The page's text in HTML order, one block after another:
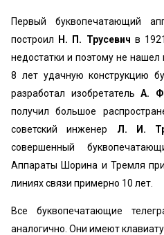
Первый буквопечатающий
построил
Н. П. Трусевич в
недостатки и поэтому не
8 лет удачную конструкцию
разработал изобретательА.
получил большое
советский инженер Л. И.
совершенный
Аппараты Шорина и Тремля
линиях связи примерно 10 лет.
Все буквопечатающие
аналогично. Они имеют